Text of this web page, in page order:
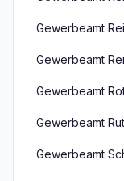
Gewerbeamt
Gewerbeamt
Gewerbeamt
Gewerbeamt
Gewerbeamt